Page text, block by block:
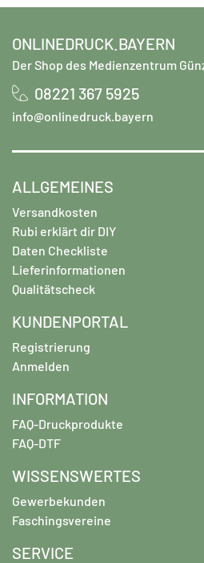
ONLINEDRUCK.BAYERN
Der Shop des Medienzentrum
08221 367 5925
info@onlinedruck.bayern
ALLGEMEINES
Versandkosten
Rubi erklärt dir DIY
Daten Checkliste
Lieferinformationen
Qualitätscheck
KUNDENPORTAL
Registrierung
Anmelden
INFORMATION
FAQ-Druckprodukte
FAQ-DTF
WISSENSWERTES
Gewerbekunden
Faschingsvereine
SERVICE